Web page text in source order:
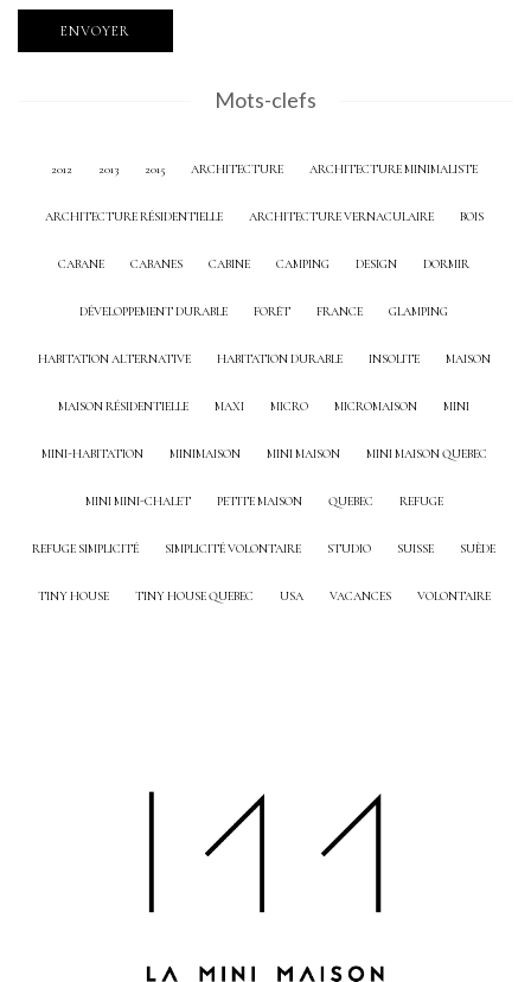
Mots-clefs
2012 2013 2015 ARCHITECTURE ARCHITECTURE MINIMALISTE
ARCHITECTURE RÉSIDENTIELLE ARCHITECTURE VERNACULAIRE BOIS
CABANE CABANES CABINE CAMPING DESIGN DORMIR
DÉVELOPPEMENT DURABLE FORÊT FRANCE GLAMPING
HABITATION ALTERNATIVE HABITATION DURABLE INSOLITE MAISON
MAISON RÉSIDENTIELLE MAXI MICRO MICROMAISON MINI
MINI-HABITATION MINIMAISON MINI MAISON MINI MAISON QUEBEC
MINI MINI-CHALET PETITE MAISON QUEBEC REFUGE
REFUGE SIMPLICITÉ SIMPLICITÉ VOLONTAIRE STUDIO SUISSE SUÈDE
TINY HOUSE TINY HOUSE QUEBEC USA VACANCES VOLONTAIRE